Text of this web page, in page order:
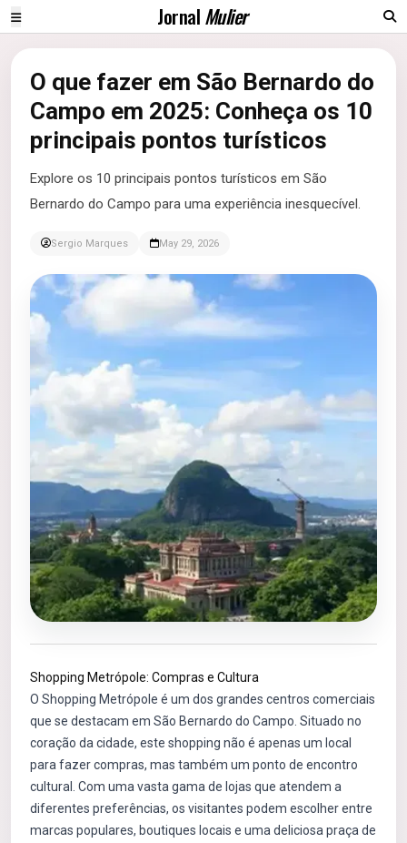
JornalMulier
O que fazer em São Bernardo do
Campo em 2025: Conheça os 10
principais pontos turísticos
Explore os 10 principais pontos turísticos em São
Bernardo do Campo para uma experiência inesquecível.
Sergio Marques May 29, 2026
Shopping Metrópole: Compras e Cultura
O Shopping Metrópole é um dos grandes centros comerciais
que se destacam em São Bernardo do Campo. Situado no
coração da cidade, este shopping não é apenas um local
para fazer compras, mas também um ponto de encontro
cultural. Com uma vasta gama de lojas que atendem a
diferentes preferências, os visitantes podem escolher entre
marcas populares, boutiques locais e uma deliciosa praça de